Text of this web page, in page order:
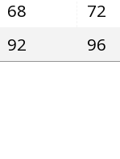
68 72
92 96